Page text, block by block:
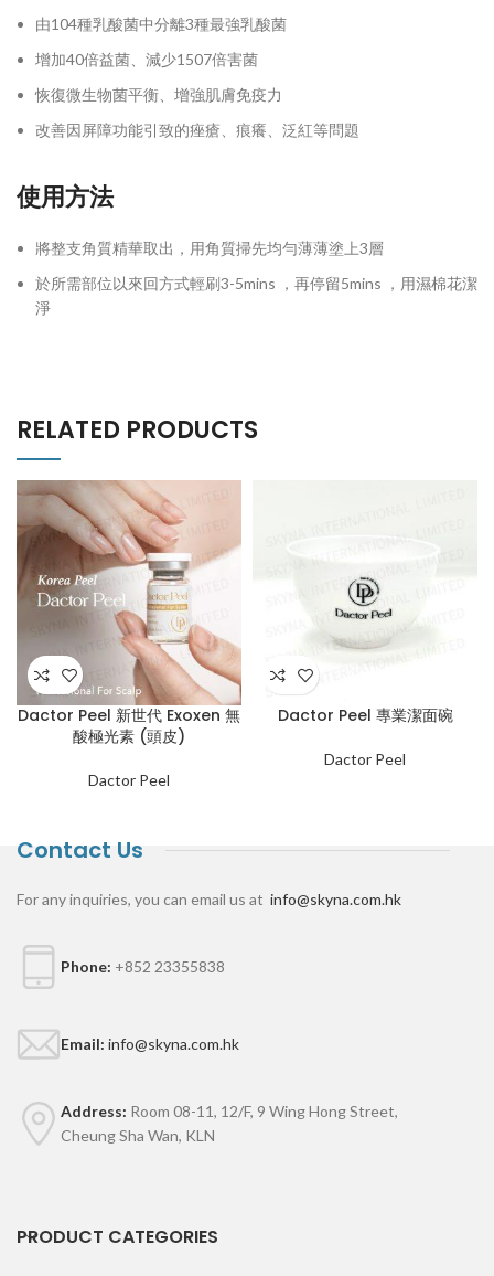
由104種乳酸菌中分離3種最強乳酸菌
增加40倍益菌、減少1507倍害菌
恢復微生物菌平衡、增強肌膚免疫力
改善因屏障功能引致的痤瘡、痕癢、泛紅等問題
使用方法
將整支角質精華取出，用角質掃先均勻薄薄塗上3層
於所需部位以來回方式輕刷3-5mins ，再停留5mins ，用濕棉花潔
淨
RELATED PRODUCTS
Dactor Peel 新世代 Exoxen 無
酸極光素 (頭皮)
Dactor Peel
Dactor Peel 專業潔面碗
Dactor Peel
Contact Us
For any inquiries, you can email us at info@skyna.com.hk
Phone: +852 23355838
Email: info@skyna.com.hk
Address: Room 08-11, 12/F, 9 Wing Hong Street,
Cheung Sha Wan, KLN
PRODUCT CATEGORIES